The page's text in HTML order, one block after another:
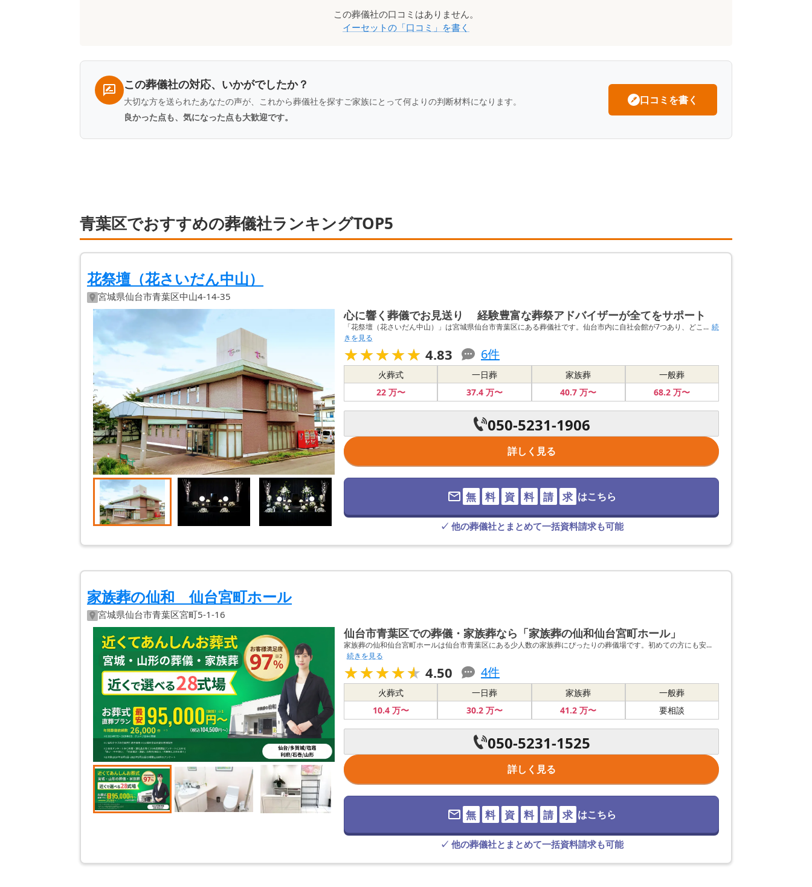
この葬儀社の口コミはありません。
イーセットの「口コミ」を書く
この葬儀社の対応、いかがでしたか？
大切な方を送られたあなたの声が、これから葬儀社を探すご家族にとって何よりの判断材料になります。
良かった点も、気になった点も大歓迎です。
口コミを書く
青葉区でおすすめの葬儀社ランキングTOP5
花祭壇（花さいだん中山）
宮城県仙台市青葉区中山4-14-35
心に響く葬儀でお見送り 経験豊富な葬祭アドバイザーが全てをサポート
「花祭壇（花さいだん中山）」は宮城県仙台市青葉区にある葬儀社です。仙台市内に自社会館が7つあり、どこ... 続
きを見る
★★★★★
★★★★★ 4.83 6件
火葬式
22万〜
一日葬
37.4万〜
家族葬
40.7 万〜
一般葬
68.2 万〜
050-5231-1906
詳しく見る
無 料 資 料 請 求 はこちら
✓ 他の葬儀社とまとめて一括資料請求も可能
家族葬の仙和 仙台宮町ホール
宮城県仙台市青葉区宮町5-1-16
仙台市青葉区での葬儀・家族葬なら「家族葬の仙和仙台宮町ホール」
家族葬の仙和仙台宮町ホールは仙台市青葉区にある少人数の家族葬にぴったりの葬儀場です。初めての方にも安...
続きを見る
★★★★★
★★★★★ 4.50 4件
火葬式
10.4万〜
一日葬
30.2万〜
家族葬
41.2 万〜
一般葬
要相談
050-5231-1525
詳しく見る
無 料 資 料 請 求 はこちら
✓ 他の葬儀社とまとめて一括資料請求も可能